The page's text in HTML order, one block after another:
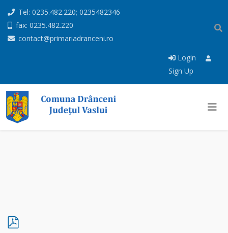
Tel: 0235.482.220; 0235482346
fax: 0235.482.220
contact@primariadranceni.ro
Login
Sign Up